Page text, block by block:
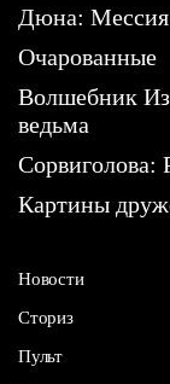
Дюна: Мессия
Очарованные
Волшебник
ведьма
Сорвиголова:
Картины
Новости
Сториз
Пульт